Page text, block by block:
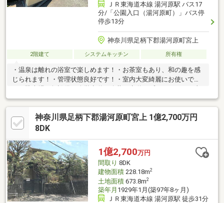
ＪＲ東海道本線 湯河原駅 バス17
分/「公園入口（湯河原町）」バス停
停歩13分
神奈川県足柄下郡湯河原町宮上
2階建て システムキッチン 所有権
・温泉は離れの浴室で楽しめます！・お茶室もあり、和の趣を感
じられます！・管理状態良好です！・室内大変綺麗にお使いで
京電力分譲地内建築協定有未登記建物有：離れ浴室棟温泉供給
先：湯河原若草山温泉組合温泉使用月額経費・管理費1 400円/月
額・温泉維持積立金：5 000円/月額・温泉基本料10 500円/月額
（超過分500円/立方)・メーター料500円/月額
神奈川県足柄下郡湯河原町宮上 1億2,700万円
8DK
1億2,700万円
間取り 8DK
建物面積228.18m2
土地面積673.8m2
築年月 1929年1月(築97年8ヶ月)
ＪＲ東海道本線 湯河原駅 徒歩31分